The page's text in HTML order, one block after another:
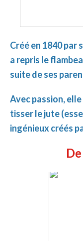
Créé en 1840 par
a repris le
suite de ses
Avec passion,
tisser le jute
ingénieux créés